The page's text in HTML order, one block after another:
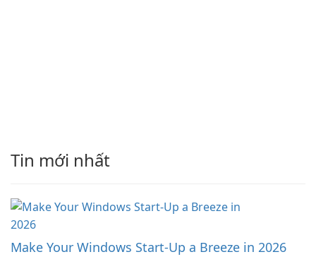
Tin mới nhất
Make Your Windows Start-Up a Breeze in 2026